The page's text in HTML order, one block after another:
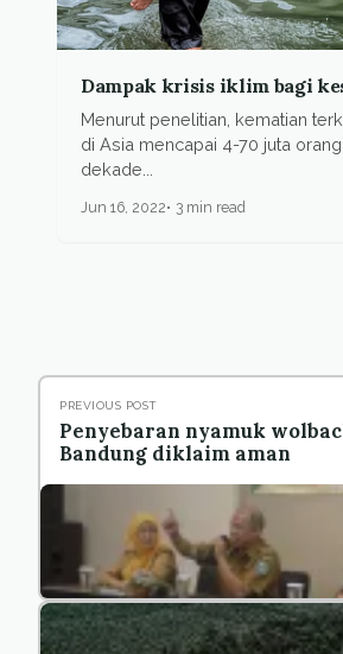
Dampak krisis iklim bagi
Menurut penelitian, kematian
di Asia mencapai 4-70 juta
dekade...
Jun 16, 2022 3 min read
PREVIOUS POST
Penyebaran nyamuk
Bandung diklaim aman